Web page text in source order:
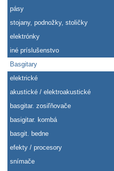
pásy
stojany, podnožky, stoličky
elektrónky
iné príslušenstvo
Basgitary
elektrické
akustické / elektroakustické
basgitar. zosiľňovače
basigitar. kombá
basgit. bedne
efekty / procesory
snímače